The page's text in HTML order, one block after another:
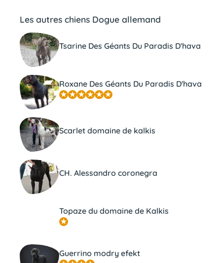
Les autres chiens Dogue allemand
Tsarine Des Géants Du Paradis D'hava
Roxane Des Géants Du Paradis D'hava
Scarlet domaine de kalkis
CH. Alessandro coronegra
Topaze du domaine de Kalkis
Guerrino modry efekt